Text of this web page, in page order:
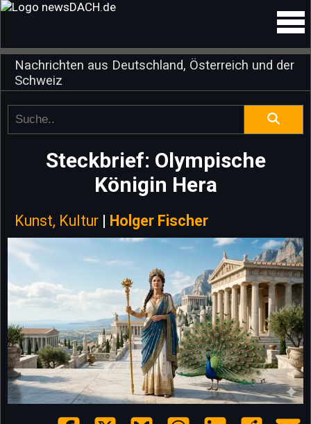
Nachrichten aus Deutschland, Österreich und der
Schweiz
Steckbrief: Olympische
Königin Hera
Kunst, Kultur | Holger Fischer